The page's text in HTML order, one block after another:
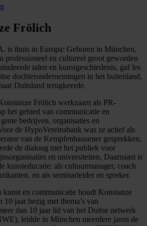
Frölich
is thuis in Europa: Geboren in München,
professioneel en cultureel groot geworden
talen en kunstgeschiedenis, gaf les
dochterondernemingen in het buitenland,
Duitsland terugkeerde.
Frölich werkzaam als PR-
het gebied van communicatie en
bedrijven, organisaties en
de HypoVereinsbank was ze actief als
van de Kempfenhausener gesprekken,
de dialoog met het publiek voor
en universiteiten. Daarnaast is
kunsteducatie: als cultuurmanager, coach
en als seminarleider en spreker.
kunst en communicatie houdt Konstanze
jaar bezig met thema’s van
dan 10 jaar lid van het Duitse netwerk
leidde in München meerdere jaren de